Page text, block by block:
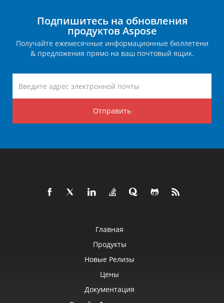
Подпишитесь на обновления
продуктов Aspose
Получайте ежемесячные информационные бюллетени
& предложения прямо на ваш почтовый ящик.
Отправить
Главная
Продукты
Новые Релизы
Цены
Документация